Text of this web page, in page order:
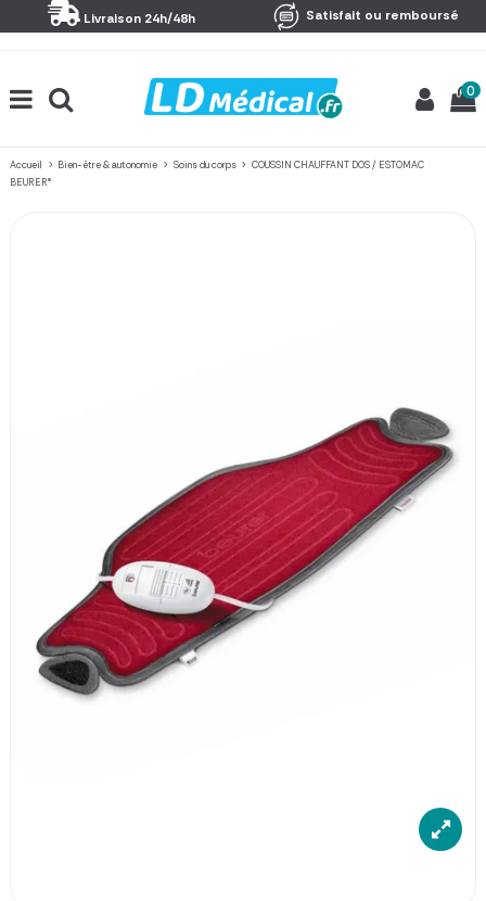
Livraison 24h/48h Satisfait ou remboursé
0
Accueil Bien-être & autonomie Soins du corps
COUSSIN CHAUFFANT DOS / ESTOMAC
BEURER®
Panneau de gestion des cookies